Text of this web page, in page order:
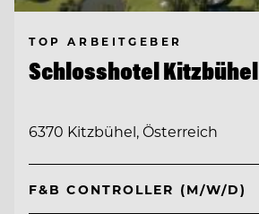
TOP ARBEITGEBER
Schlosshotel Kitzbühel
6370 Kitzbühel, Österreich
F&B CONTROLLER (M/W/D)